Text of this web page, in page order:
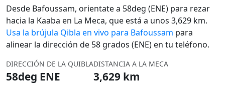
Desde Bafoussam, orientate a 58deg (ENE) para rezar
hacia la Kaaba en La Meca, que está a unos 3,629 km.
Usa la brújula Qibla en vivo para Bafoussam para
alinear la dirección de 58 grados (ENE) en tu teléfono.
DIRECCIÓN DE LA QUIBLA
58deg ENE
DISTANCIA A LA MECA
3,629 km